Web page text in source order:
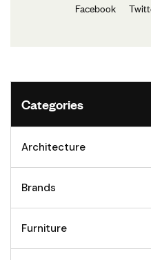
Facebook
Categories
Architecture
Brands
Furniture